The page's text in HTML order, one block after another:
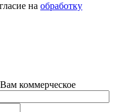
на обработку
коммерческое